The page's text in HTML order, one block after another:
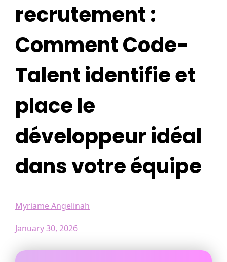
recrutement :
Comment Code-
Talent identifie et
place le
développeur idéal
dans votre équipe
Myriame Angelinah
January 30, 2026